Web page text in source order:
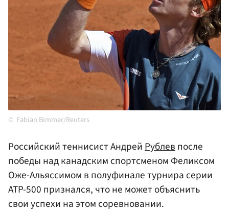
Fabian Bimmer/Reuters
Российский теннисист АндрейРублевпосле
победы над канадским спортсменом Феликсом
Оже-Альяссимом в полуфинале турнира серии
ATP-500 признался, что не может объяснить
свои успехи на этом соревновании.